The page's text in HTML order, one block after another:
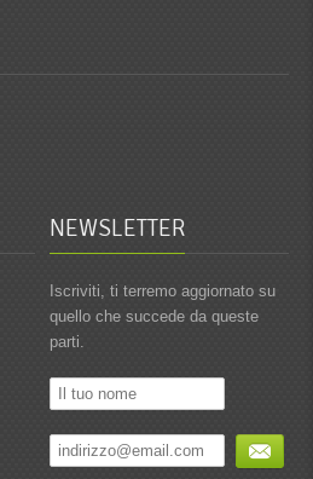
NEWSLETTER
Iscriviti, ti terremo aggiornato su
quello che succede da queste
parti.